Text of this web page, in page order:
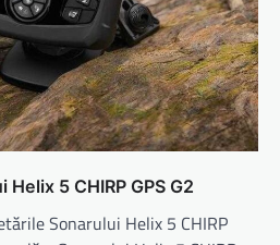
5 CHIRP GPS G2
Sonarului Helix 5 CHIRP